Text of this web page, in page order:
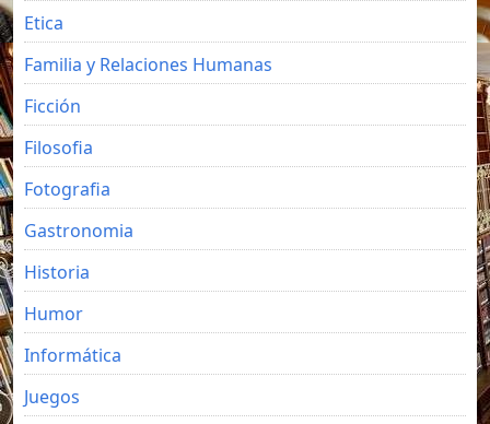
Etica
Familia y Relaciones Humanas
Ficción
Filosofia
Fotografia
Gastronomia
Historia
Humor
Informática
Juegos